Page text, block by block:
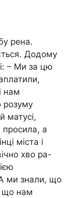
рена.
Додому
– Ми за цю
нам
розуму
матусі,
просила, а
міста і
хво ра-
А ми знали, що
що нам